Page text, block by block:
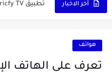
أخر الاخبار
هواتف